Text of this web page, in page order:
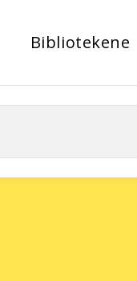
Bibliotekene